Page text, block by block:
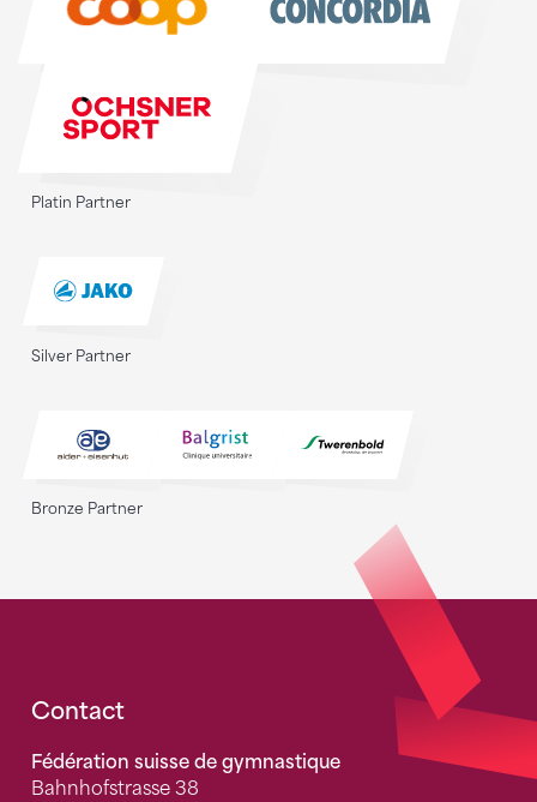
Platin Partner
Silver Partner
Bronze Partner
Fusszeile
Contact
Fédération suisse de gymnastique
Bahnhofstrasse 38